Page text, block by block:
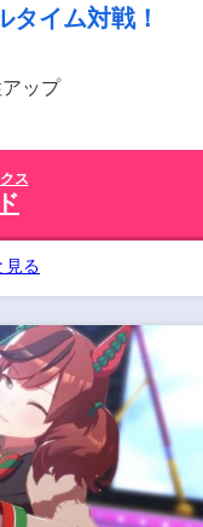
イム対戦！
ップ
ス
見る